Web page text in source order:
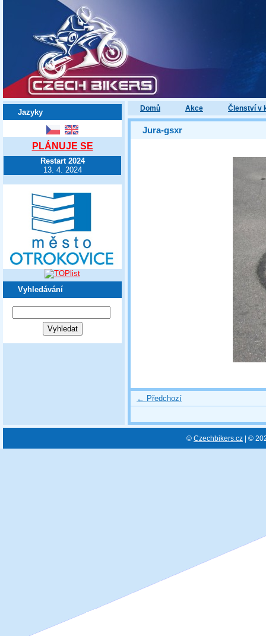
Domů Akce Členství v
Jazyky
PLÁNUJE SE
Restart 2024
13. 4. 2024
Vyhledávání
Jura-gsxr
← Předchozí
© Czechbikers.cz | ©